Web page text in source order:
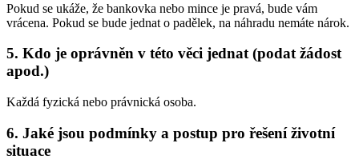
Pokud se ukáže, že bankovka nebo mince je pravá, bude vám
vrácena. Pokud se bude jednat o padělek, na náhradu nemáte nárok.
5. Kdo je oprávněn v této věci jednat (podat žádost
apod.)
Každá fyzická nebo právnická osoba.
6. Jaké jsou podmínky a postup pro řešení životní
situace